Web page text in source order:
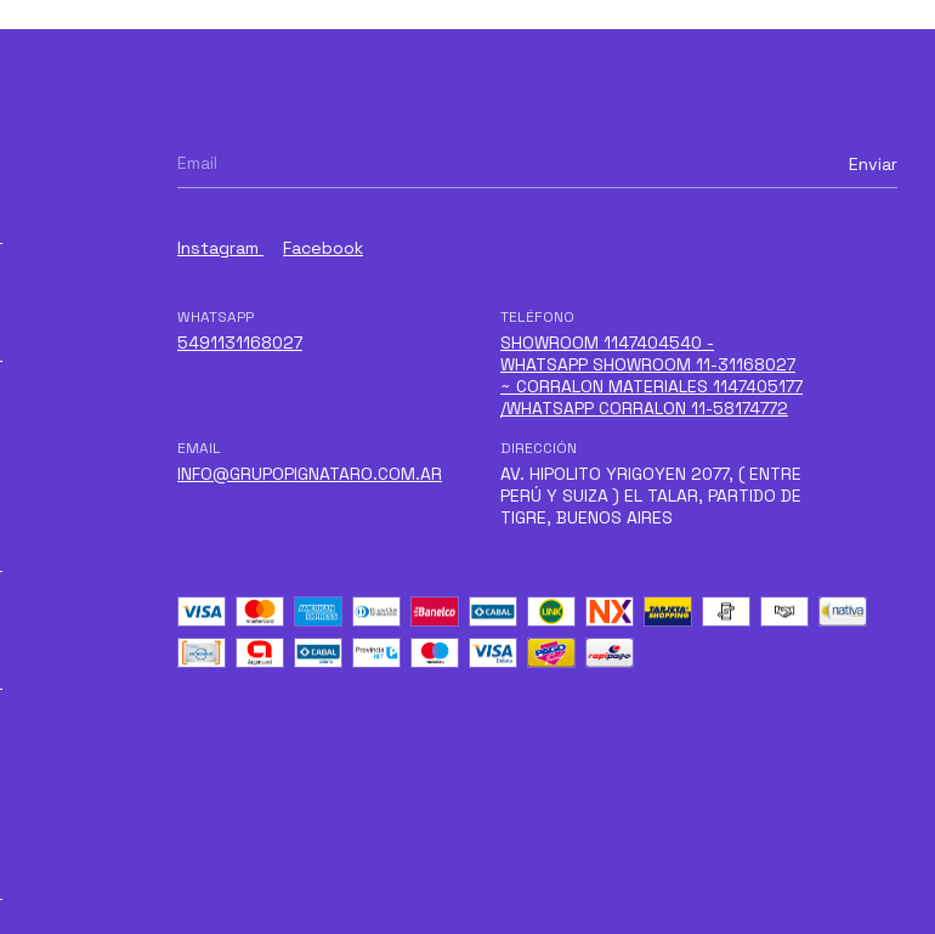
Instagram Facebook
WHATSAPP
5491131168027
TELÉFONO
SHOWROOM 1147404540 -
WHATSAPP SHOWROOM 11-31168027
~ CORRALON MATERIALES 1147405177
/WHATSAPP CORRALON 11-58174772
EMAIL
INFO@GRUPOPIGNATARO.COM.AR
DIRECCIÓN
AV. HIPOLITO YRIGOYEN 2077, ( ENTRE
PERÚ Y SUIZA ) EL TALAR, PARTIDO DE
TIGRE, BUENOS AIRES